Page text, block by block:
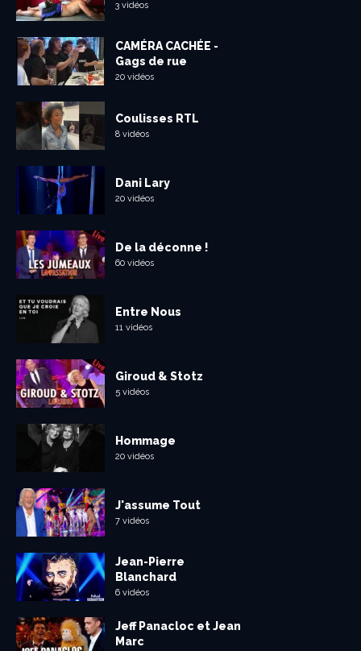
3 vidéos
CAMÉRA CACHÉE -
Gags de rue
20 vidéos
Coulisses RTL
8 vidéos
Dani Lary
20 vidéos
De la déconne !
60 vidéos
Entre Nous
11 vidéos
Giroud & Stotz
5 vidéos
Hommage
20 vidéos
J'assume Tout
7 vidéos
Jean-Pierre
Blanchard
6 vidéos
Jeff Panacloc et Jean
Marc